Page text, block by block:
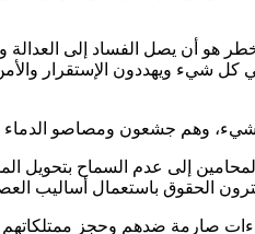
أن يصل الفساد إلى العدالة
كل شيء ويهددون الإستقرار
شيء، وهم جشعون ومصاصو
إلى عدم السماح بتحويل
الحقوق باستعمال أساليب
صارمة ضدهم وحجز ممتلكاتهم